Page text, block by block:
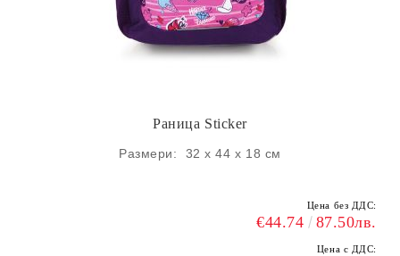
Раница Sticker
Размери: 32 х 44 х 18 см
Цена без ДДС:
€44.74 87.50лв.
Цена с ДДС: